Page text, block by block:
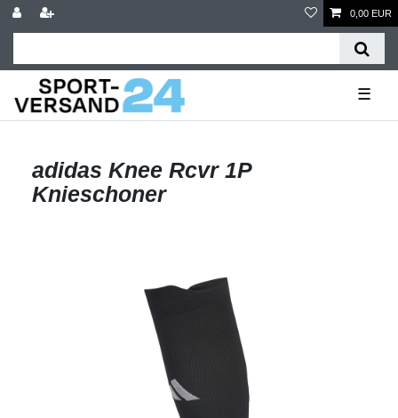
0,00 EUR
☰
adidas Knee Rcvr 1P
Knieschoner